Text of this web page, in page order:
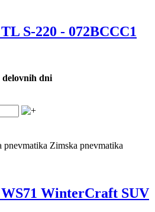
S-220 - 072BCCC1
delovnih dni
Zimska pnevmatika
WS71 WinterCraft SUV